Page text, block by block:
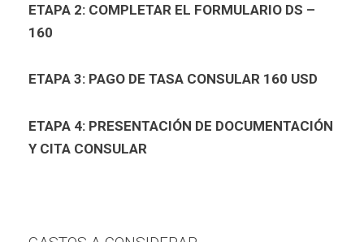
ETAPA 2: COMPLETAR EL FORMULARIO DS –
160
ETAPA 3: PAGO DE TASA CONSULAR 160 USD
ETAPA 4: PRESENTACIÓN DE DOCUMENTACIÓN
Y CITA CONSULAR